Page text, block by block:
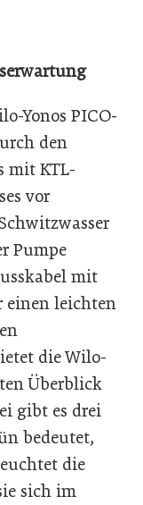
Yonos PICO-
den
mit KTL-
vor
Pumpe
mit
einen leichten
die Wilo-
Überblick
gibt es drei
bedeutet,
die
sich im